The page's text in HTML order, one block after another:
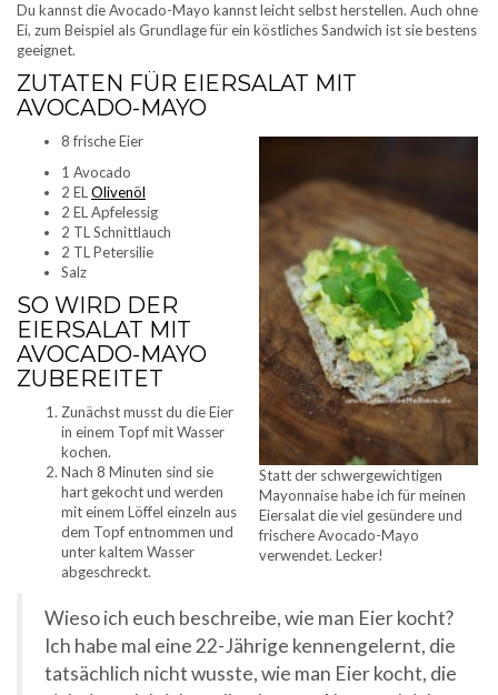
Du kannst die Avocado-Mayo kannst leicht selbst herstellen. Auch ohne
Ei, zum Beispiel als Grundlage für ein köstliches Sandwich ist sie bestens
geeignet.
ZUTATEN FÜR EIERSALAT MIT
AVOCADO-MAYO
Statt der schwergewichtigen
Mayonnaise habe ich für meinen
Eiersalat die viel gesündere und
frischere Avocado-Mayo
verwendet. Lecker!
8 frische Eier
1 Avocado
2 ELOlivenöl
2 EL Apfelessig
2 TL Schnittlauch
2 TL Petersilie
Salz
SO WIRD DER
EIERSALAT MIT
AVOCADO-MAYO
ZUBEREITET
Zunächst musst du die Eier
in einem Topf mit Wasser
kochen.
Nach 8 Minuten sind sie
hart gekocht und werden
mit einem Löffel einzeln aus
dem Topf entnommen und
unter kaltem Wasser
abgeschreckt.
Wieso ich euch beschreibe, wie man Eier kocht?
Ich habe mal eine 22-Jährige kennengelernt, die
tatsächlich nicht wusste, wie man Eier kocht, die